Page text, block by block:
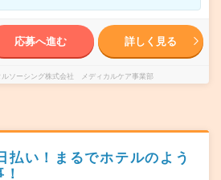
応募へ進む 詳しく見る
ルソーシング株式会社 メディカルケア事業部
払い！まるでホテルのよう